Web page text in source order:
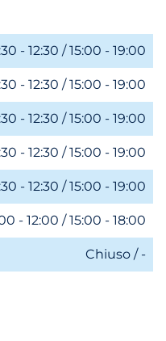
- 12:30 / 15:00 - 19:00
- 12:30 / 15:00 - 19:00
- 12:30 / 15:00 - 19:00
- 12:30 / 15:00 - 19:00
- 12:30 / 15:00 - 19:00
- 12:00 / 15:00 - 18:00
Chiuso / -